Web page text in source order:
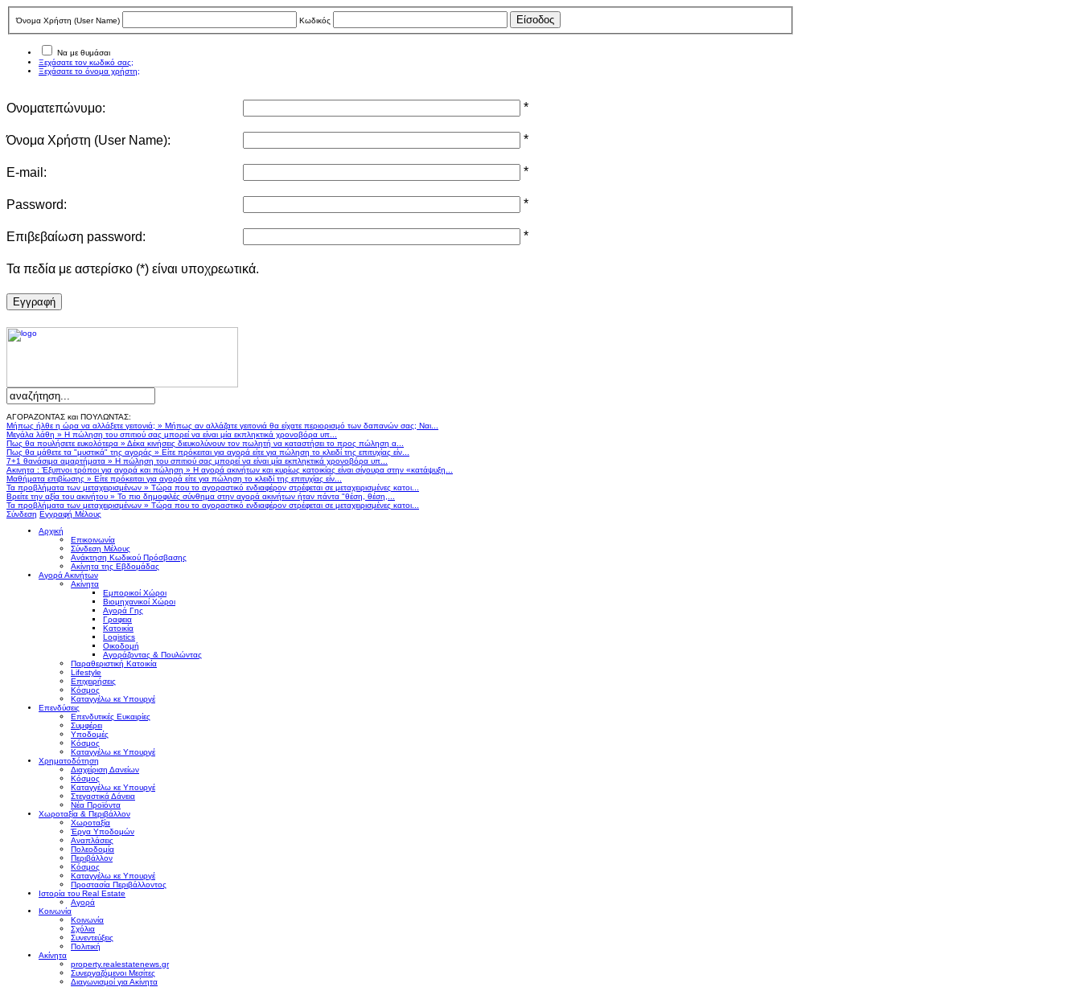
Όνομα Χρήστη (User Νame) Κωδικός
Να με θυμάσαι
Ξεχάσατε τον κωδικό σας;
Ξεχάσατε το όνομα χρήστη;
Ονοματεπώνυμο: *
Όνομα Χρήστη (User Νame): *
E-mail: *
Password: *
Επιβεβαίωση password: *
Τα πεδία με αστερίσκο (*) είναι υποχρεωτικά.
Eγγραφή
ΑΓΟΡΑΖΟΝΤΑΣ και ΠΟΥΛΩΝΤΑΣ:
Μήπως ήλθε η ώρα να αλλάξετε γειτονιά; » Μήπως αν αλλάζατε γειτονιά θα είχατε περιορισμό των δαπανών σας; Ναι...
Μεγάλα λάθη » Η πώληση του σπιτιού σας μπορεί να είναι μία εκπληκτικά χρονοβόρα υπ...
Πως θα πουλήσετε ευκολότερα » Δέκα κινήσεις διευκολύνουν τον πωλητή να καταστήσει το προς πώληση α...
Πως θα μάθετε τα "μυστικά" της αγοράς » Είτε πρόκειται για αγορά είτε για πώληση το κλειδί της επιτυχίας είν...
7+1 θανάσιμα αμαρτήματα » Η πώληση του σπιτιού σας μπορεί να είναι μία εκπληκτικά χρονοβόρα υπ...
Ακινητα : Έξυπνοι τρόποι για αγορά και πώληση » Η αγορά ακινήτων και κυρίως κατοικίας είναι σίγουρα στην «κατάψυξη...
Μαθήματα επιβίωσης » Είτε πρόκειται για αγορά είτε για πώληση το κλειδί της επιτυχίας είν...
Τα προβλήματα των μεταχειρισμένων » Τώρα που το αγοραστικό ενδιαφέρον στρέφεται σε μεταχειρισμένες κατοι...
Βρείτε την αξία του ακινήτου » Το πιο δημοφιλές σύνθημα στην αγορά ακινήτων ήταν πάντα "θέση, θέση,...
Τα προβλήματα των μεταχειρισμένων » Τώρα που το αγοραστικό ενδιαφέρον στρέφεται σε μεταχειρισμένες κατοι...
Σύνδεση Εγγραφή Μέλους
Αρχική
Επικοινωνία
Σύνδεση Μέλους
Ανάκτηση Κωδικού Πρόσβασης
Ακίνητα της Εβδομάδας
Αγορά Ακινήτων
Ακίνητα
Εμπορικοί Χώροι
Βιομηχανικοί Χώροι
Αγορά Γης
Γραφεια
Κατοικία
Logistics
Οικοδομή
Αγοράζοντας & Πουλώντας
Παραθεριστική Κατοικία
Lifestyle
Επιχειρήσεις
Κόσμος
Καταγγέλω κε Υπουργέ
Επενδύσεις
Επενδυτικές Ευκαιρίες
Συμφέρει
Υποδομές
Κόσμος
Καταγγέλω κε Υπουργέ
Χρηματοδότηση
Διαχείριση Δανείων
Κόσμος
Καταγγέλω κε Υπουργέ
Στεγαστικά Δάνεια
Νέα Προϊόντα
Χωροταξία & Περιβάλλον
Χωροταξία
Έργα Υποδομών
Αναπλάσεις
Πολεοδομία
Περιβάλλον
Κόσμος
Καταγγέλω κε Υπουργέ
Προστασία Περιβάλλοντος
Ιστορία του Real Estate
Αγορά
Κοινωνία
Κοινωνία
Σχόλια
Συνεντεύξεις
Πολιτική
Ακίνητα
property.realestatenews.gr
Συνεργαζόμενοι Μεσίτες
Διαγωνισμοί για Ακίνητα